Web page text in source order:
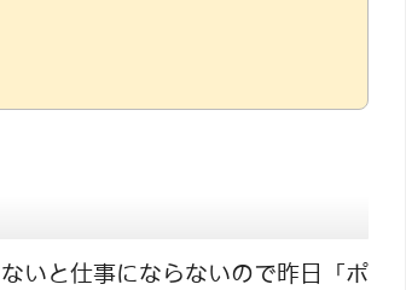
いと仕事にならないので昨日「ポ